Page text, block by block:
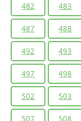
482 483
487 488
492 493
497 498
502 503
507 508